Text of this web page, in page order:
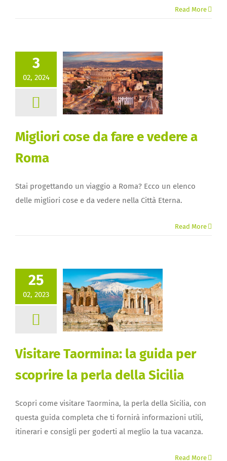
Read More
3
02, 2024
Migliori cose da fare e vedere a
Roma
Stai progettando un viaggio a Roma? Ecco un elenco
delle migliori cose e da vedere nella Città Eterna.
Read More
25
02, 2023
Visitare Taormina: la guida per
scoprire la perla della Sicilia
Scopri come visitare Taormina, la perla della Sicilia, con
questa guida completa che ti fornirà informazioni utili,
itinerari e consigli per goderti al meglio la tua vacanza.
Read More